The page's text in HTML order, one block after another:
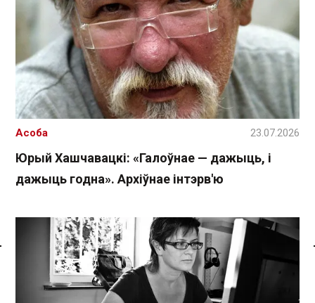
Спасылка без VPN
Юрый Хашчавацкі: «Галоўнае — дажыць, і
дажыць годна». Архіўнае інтэрв'ю
Асоба 23.07.2026